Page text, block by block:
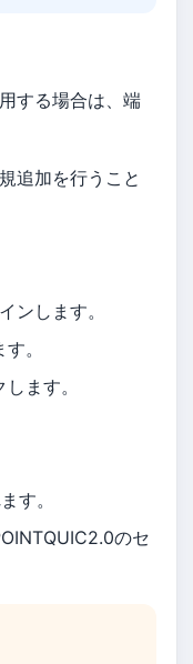
する場合は、端
追加を行うこと
ンします。
。
ます。
す。
のセ